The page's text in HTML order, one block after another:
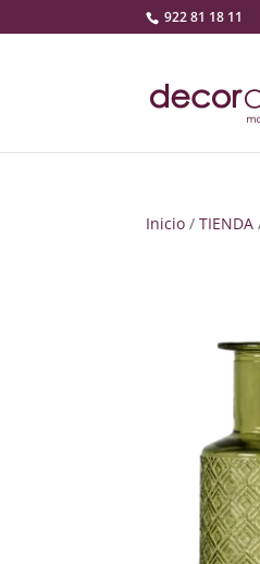
922 81 18 11
Inicio /TIENDA